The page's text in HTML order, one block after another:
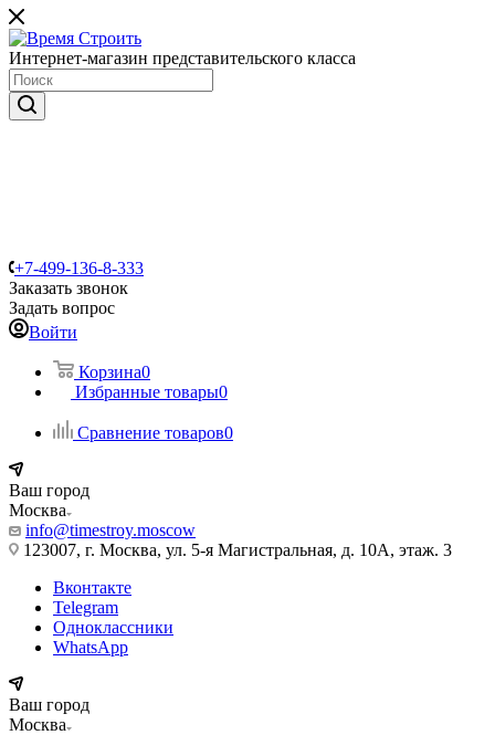
Интернет-магазин представительского класса
+7-499-136-8-333
Заказать звонок
Задать вопрос
Войти
Корзина0
Избранные товары0
Сравнение товаров0
Ваш город
Москва
info@timestroy.moscow
123007, г. Москва, ул. 5-я Магистральная, д. 10А, этаж. 3
Вконтакте
Telegram
Одноклассники
WhatsApp
Ваш город
Москва